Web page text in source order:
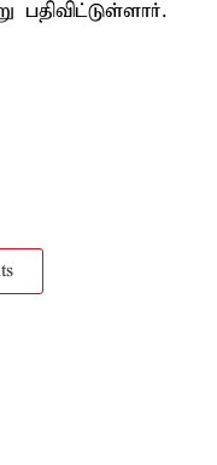
பதிவிட்டுள்ளார்.